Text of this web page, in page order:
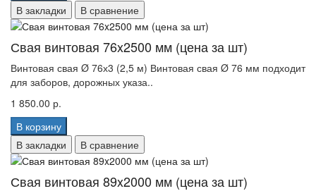
В закладки
В сравнение
Свая винтовая 76x2500 мм (цена за шт)
Винтовая свая Ø 76х3 (2,5 м) Винтовая свая Ø 76 мм подходит
для заборов, дорожных указа..
1 850.00 р.
В корзину
В закладки
В сравнение
Свая винтовая 89x2000 мм (цена за шт)